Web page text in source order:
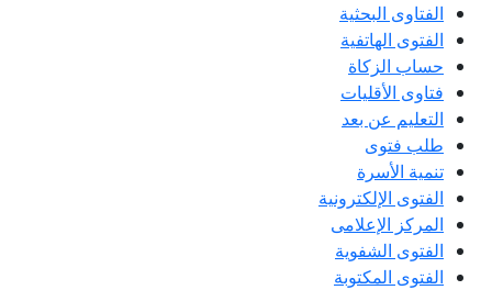
الفتاوى البحثية
الفتوى الهاتفية
حساب الزكاة
فتاوى الأقليات
التعليم عن بعد
طلب فتوى
تنمية الأسرة
الفتوى الإلكترونية
المركز الإعلامى
الفتوى الشفوية
الفتوى المكتوبة